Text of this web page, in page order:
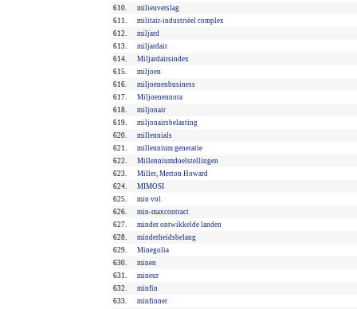
610.
milieuverslag
611.
militair-industriëel complex
612.
miljard
613.
miljardair
614.
Miljardairsindex
615.
miljoen
616.
miljoenenbusiness
617.
Miljoenennota
618.
miljonair
619.
miljonairsbelasting
620.
millennials
621.
millennium generatie
622.
Millenniumdoelstellingen
623.
Miller, Merton Howard
624.
MIMOSI
625.
min vol
626.
min-maxcontract
627.
minder ontwikkelde landen
628.
minderheidsbelang
629.
Minegolia
630.
minen
631.
mineur
632.
minfin
633.
minfinner